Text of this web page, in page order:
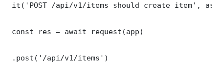
it('POST /api/v1/items should create item',
const res = await request(app)
.post('/api/v1/items')